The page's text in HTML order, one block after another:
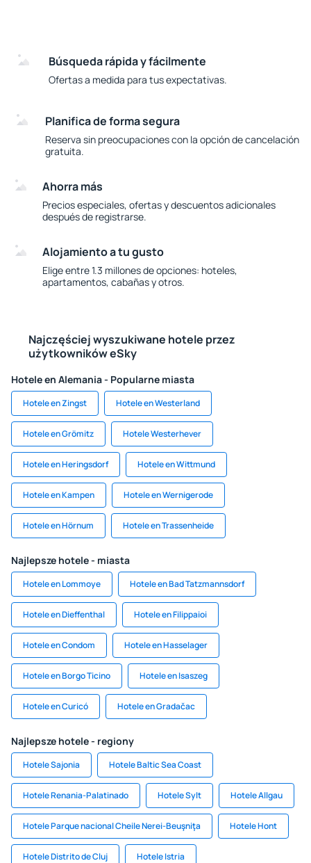
Búsqueda rápida y fácilmente
Ofertas a medida para tus expectativas.
Planifica de forma segura
Reserva sin preocupaciones con la opción de cancelación
gratuita.
Ahorra más
Precios especiales, ofertas y descuentos adicionales
después de registrarse.
Alojamiento a tu gusto
Elige entre 1.3 millones de opciones: hoteles,
apartamentos, cabañas y otros.
Najczęściej wyszukiwane hotele przez
użytkowników eSky
Hotele en Alemania - Popularne miasta
Hotele en Zingst Hotele en Westerland
Hotele en Grömitz Hotele Westerhever
Hotele en Heringsdorf Hotele en Wittmund
Hotele en Kampen Hotele en Wernigerode
Hotele en Hörnum Hotele en Trassenheide
Najlepsze hotele - miasta
Hotele en Lommoye Hotele en Bad Tatzmannsdorf
Hotele en Dieffenthal Hotele en Filippaioi
Hotele en Condom Hotele en Hasselager
Hotele en Borgo Ticino Hotele en Isaszeg
Hotele en Curicó Hotele en Gradačac
Najlepsze hotele - regiony
Hotele Sajonia Hotele Baltic Sea Coast
Hotele Renania-Palatinado Hotele Sylt Hotele Allgau
Hotele Parque nacional Cheile Nerei-Beuşniţa Hotele Hont
Hotele Distrito de Cluj Hotele Istria